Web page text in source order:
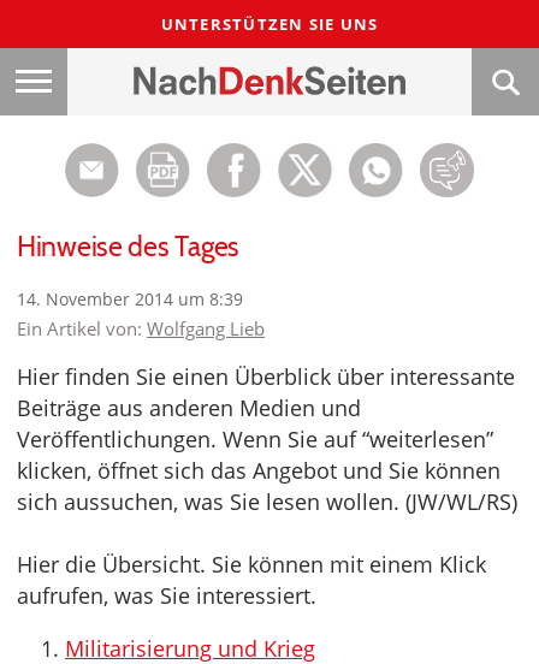
UNTERSTÜTZEN SIE UNS
Hinweise des Tages
14. November 2014 um 8:39
Ein Artikel von: Wolfgang Lieb
Hier finden Sie einen Überblick über interessante
Beiträge aus anderen Medien und
Veröffentlichungen. Wenn Sie auf “weiterlesen”
klicken, öffnet sich das Angebot und Sie können
sich aussuchen, was Sie lesen wollen. (JW/WL/RS)
Hier die Übersicht. Sie können mit einem Klick
aufrufen, was Sie interessiert.
Militarisierung und Krieg